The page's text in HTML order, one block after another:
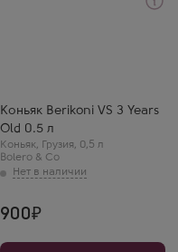
Коньяк Berikoni VS 3 Years
Old 0.5 л
Коньяк, Грузия, 0,5 л
Bolero & Co
Выдержка
3 года
900